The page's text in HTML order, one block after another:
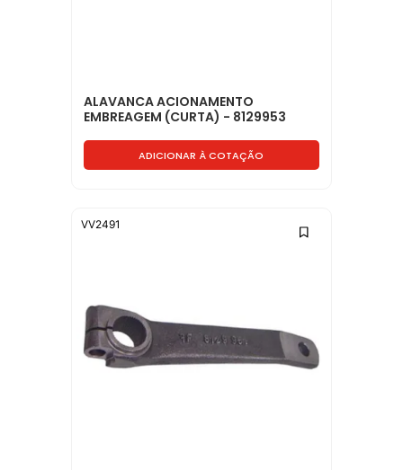
ALAVANCA ACIONAMENTO
EMBREAGEM (CURTA) - 8129953
ADICIONAR À COTAÇÃO
VV2491